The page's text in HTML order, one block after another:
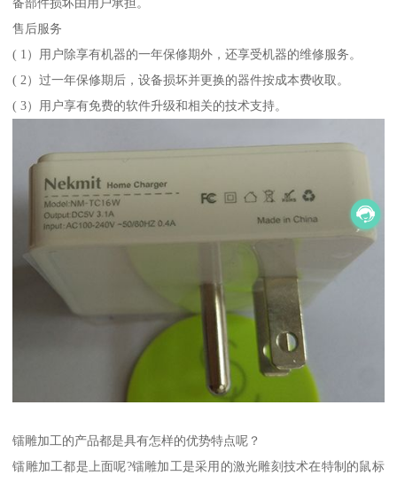
售后服务
( 1）用户除享有机器的一年保修期外，还享受机器的维修服务。
( 2）过一年保修期后，设备损坏并更换的器件按成本费收取。
( 3）用户享有免费的软件升级和相关的技术支持。
镭雕加工的产品都是具有怎样的优势特点呢？
镭雕加工都是上面呢?镭雕加工是采用的激光雕刻技术在特制的鼠标